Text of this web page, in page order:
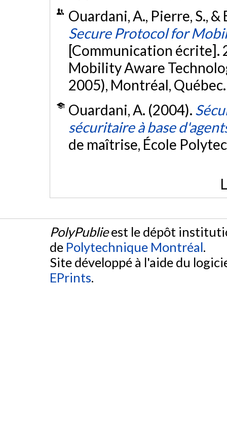
Ouardani, A., Pierre, S.,
Secure Protocol for
[Communication
Mobility Aware
2005), Montréal,
Ouardani, A. (2004).
sécuritaire à base
de maîtrise, École
PolyPublieest le dépôt
de Polytechnique Montréal.
Site développé à l'aide du
EPrints.